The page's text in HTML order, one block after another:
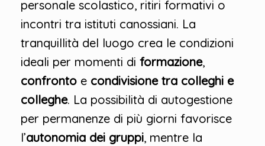
personale scolastico, ritiri formativi o
incontri tra istituti canossiani. La
tranquillità del luogo crea le condizioni
ideali per momenti di formazione,
confronto e condivisione tra colleghi e
colleghe. La possibilità di autogestione
per permanenze di più giorni favorisce
l’autonomia dei gruppi, mentre la